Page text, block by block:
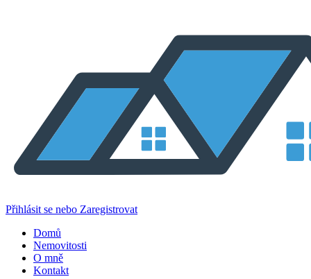
Přihlásit se nebo Zaregistrovat
Domů
Nemovitosti
O mně
Kontakt